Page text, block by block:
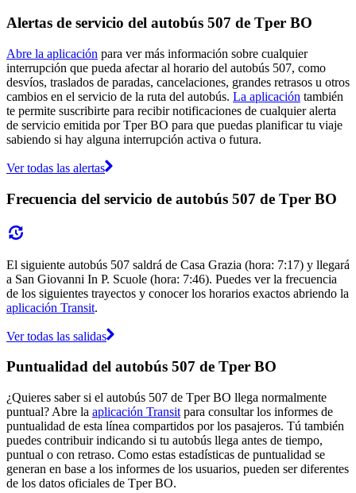
Alertas de servicio del autobús 507 de Tper BO
Abre la aplicación para ver más información sobre cualquier
interrupción que pueda afectar al horario del autobús 507, como
desvíos, traslados de paradas, cancelaciones, grandes retrasos u otros
cambios en el servicio de la ruta del autobús. La aplicación también
te permite suscribirte para recibir notificaciones de cualquier alerta
de servicio emitida por Tper BO para que puedas planificar tu viaje
sabiendo si hay alguna interrupción activa o futura.
Ver todas las alertas
Frecuencia del servicio de autobús 507 de Tper BO
El siguiente autobús 507 saldrá de Casa Grazia (hora: 7:17) y llegará
a San Giovanni In P. Scuole (hora: 7:46). Puedes ver la frecuencia
de los siguientes trayectos y conocer los horarios exactos abriendo la
aplicación Transit.
Ver todas las salidas
Puntualidad del autobús 507 de Tper BO
¿Quieres saber si el autobús 507 de Tper BO llega normalmente
puntual? Abre la aplicación Transit para consultar los informes de
puntualidad de esta línea compartidos por los pasajeros. Tú también
puedes contribuir indicando si tu autobús llega antes de tiempo,
puntual o con retraso. Como estas estadísticas de puntualidad se
generan en base a los informes de los usuarios, pueden ser diferentes
de los datos oficiales de Tper BO.